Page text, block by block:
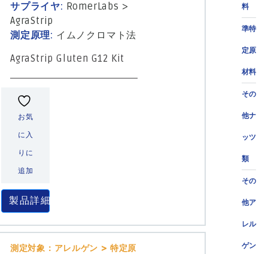
製品検索
見積発行
料
準特
定原
材料
その
他ナ
ッツ
類
その
他ア
レル
ゲン
サプライヤ: RomerLabs >
AgraStrip
測定原理: イムノクロマト法
AgraStrip Gluten G12 Kit
お気
に入
りに
追加
製品詳細
測定対象：アレルゲン > 特定原